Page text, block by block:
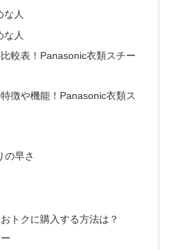
な人
な人
較表！Panasonic衣類スチー
徴や機能！Panasonic衣類ス
の早さ
トクに購入する方法は？